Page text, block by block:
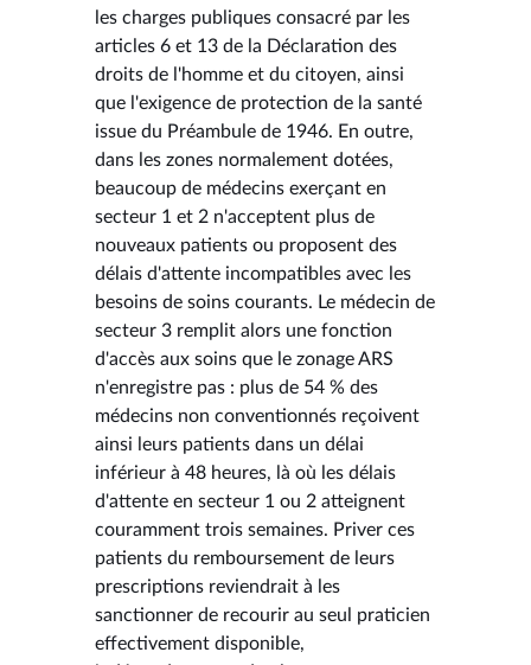
les charges publiques consacré par les
articles 6 et 13 de la Déclaration des
droits de l'homme et du citoyen, ainsi
que l'exigence de protection de la santé
issue du Préambule de 1946. En outre,
dans les zones normalement dotées,
beaucoup de médecins exerçant en
secteur 1 et 2 n'acceptent plus de
nouveaux patients ou proposent des
délais d'attente incompatibles avec les
besoins de soins courants. Le médecin de
secteur 3 remplit alors une fonction
d'accès aux soins que le zonage ARS
n'enregistre pas : plus de 54 % des
médecins non conventionnés reçoivent
ainsi leurs patients dans un délai
inférieur à 48 heures, là où les délais
d'attente en secteur 1 ou 2 atteignent
couramment trois semaines. Priver ces
patients du remboursement de leurs
prescriptions reviendrait à les
sanctionner de recourir au seul praticien
effectivement disponible,